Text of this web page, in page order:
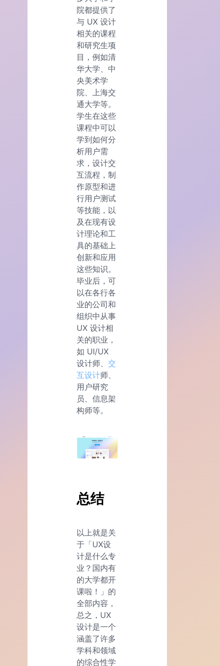
院都提供了
与 UX 设计
相关的课程
和研究生项
目，例如清
华大学、中
央美术学
院、上海交
通大学等。
学生在这些
课程中可以
学到如何分
析用户需
求，设计交
互流程，制
作原型和进
行用户测试
等技能，以
及在现有设
计理论和工
具的基础上
创新和应用
这些知识。
毕业后，可
以在各行各
业的公司和
组织中从事
UX 设计相
关的职业，
如 UI/UX
设计师、 交
互设计师、
用户研究
员、信息架
构师等。
总结
以上就是关
于「UX设
计是什么专
业？国内有
的大学都开
课啦！」的
全部内容，
总之，UX
设计是一个
涵盖了许多
学科和领域
的综合性学